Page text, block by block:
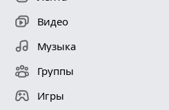
Видео
Музыка
Группы
Игры